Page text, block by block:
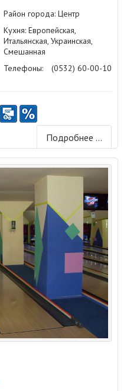
Район города: Центр
Кухня: Европейская,
Итальянская, Украинская,
Смешанная
Телефоны:
(0532) 60-00-10
Подробнее ...